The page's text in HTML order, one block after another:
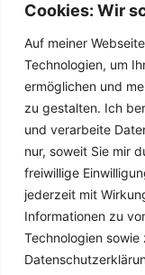
Cookies: Wir
Auf meiner
Technologien, um
ermöglichen und
zu gestalten. Ich
und verarbeite
nur, soweit Sie mir
freiwillige
jederzeit mit
Informationen zu
Technologien
Copyright © 2026